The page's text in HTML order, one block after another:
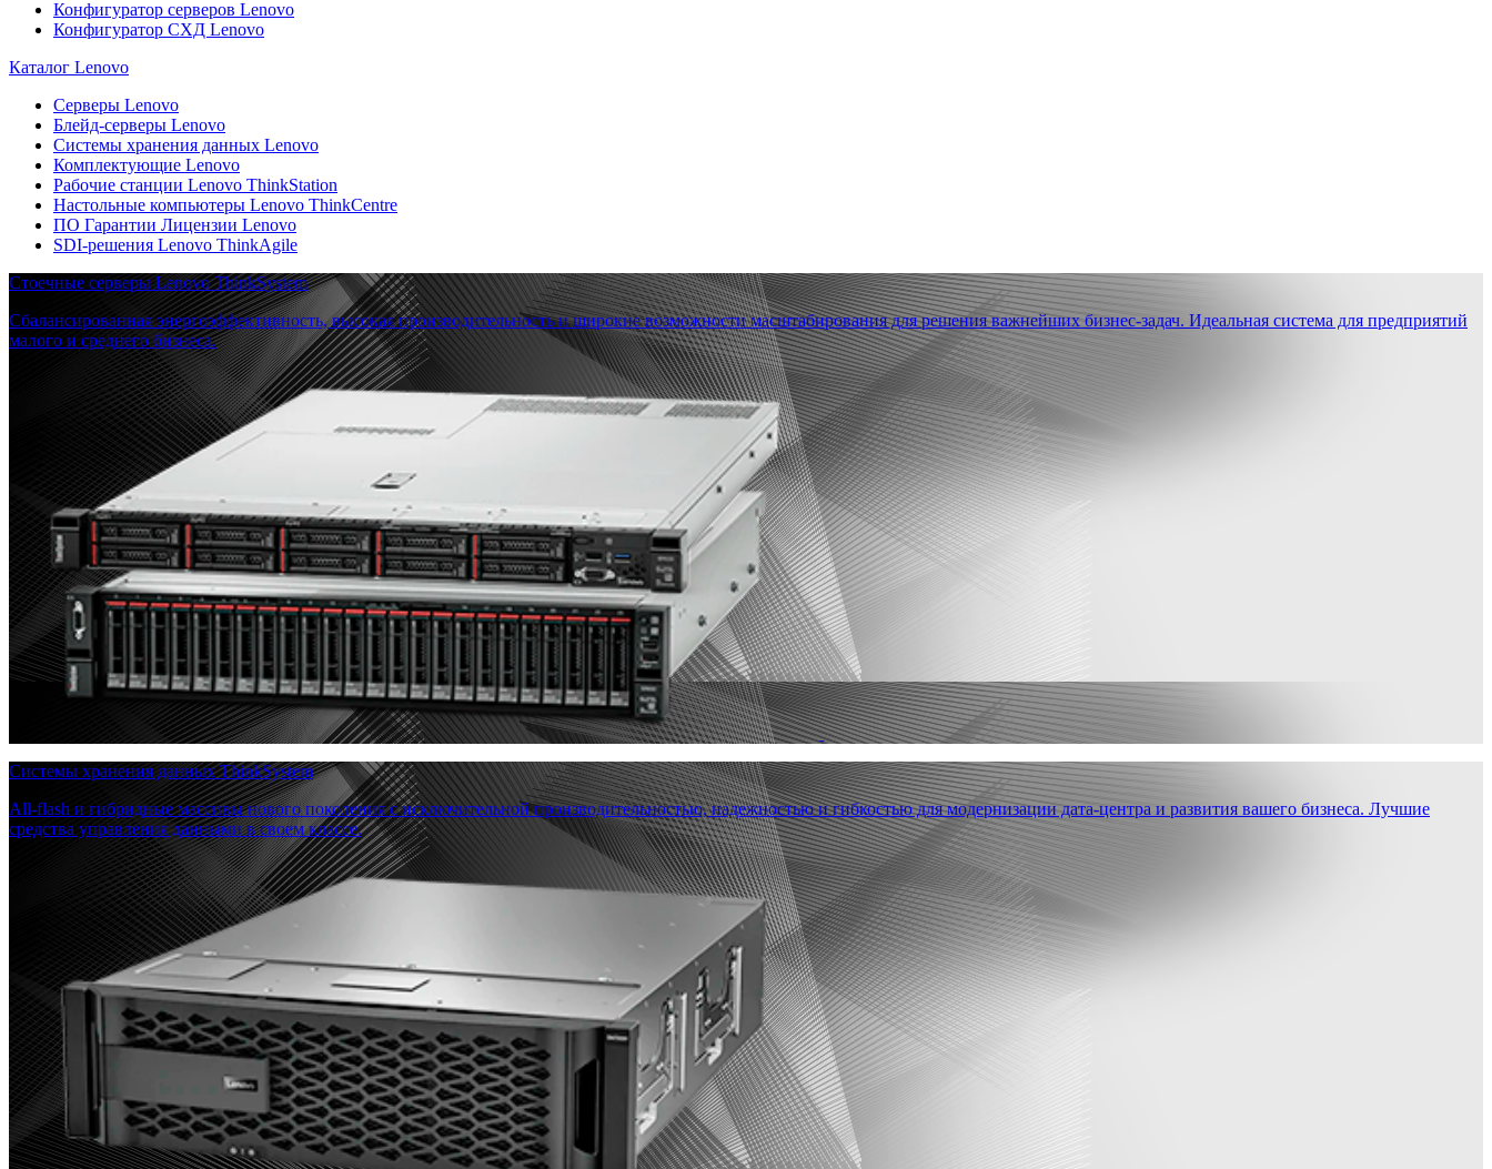
Конфигуратор серверов Lenovo
Конфигуратор СХД Lenovo
Каталог Lenovo
Серверы Lenovo
Блейд-серверы Lenovo
Системы хранения данных Lenovo
Комплектующие Lenovo
Рабочие станции Lenovo ThinkStation
Настольные компьютеры Lenovo ThinkCentre
ПО Гарантии Лицензии Lenovo
SDI-решения Lenovo ThinkAgile
Стоечные серверы Lenovo ThinkSystem
Сбалансированная энергоэффективность, высокая производительность и широкие возможности масштабирования для решения важнейших бизнес-задач. Идеальная система для предприятий
малого и среднего бизнеса.
Системы хранения данных ThinkSystem
All-flash и гибридные массивы нового поколения с исключительной производительностью, надежностью и гибкостью для модернизации дата-центра и развития вашего бизнеса. Лучшие
средства управления данными в своем классе.